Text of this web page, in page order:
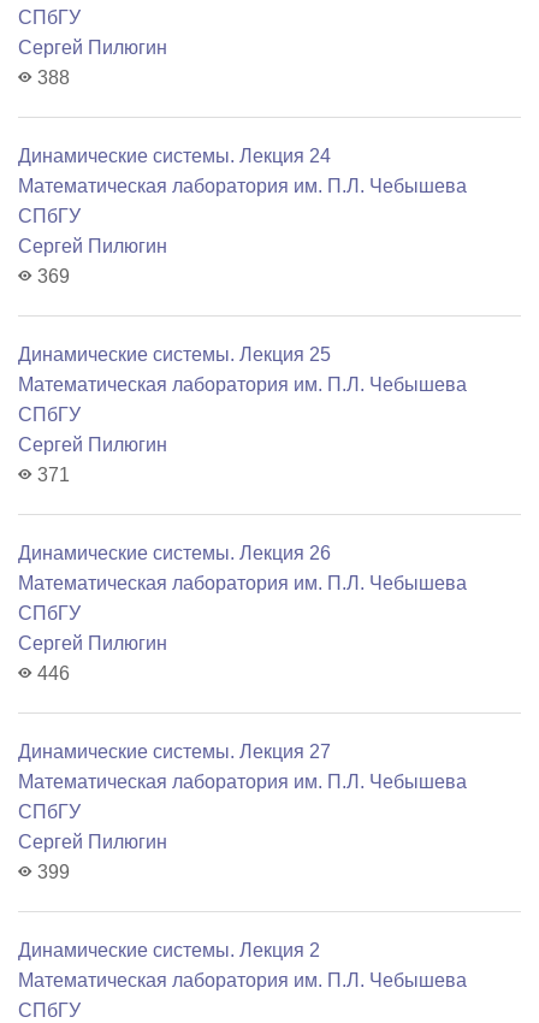
СПбГУ
Сергей Пилюгин
388
Динамические системы. Лекция 24
Математичеcкая лаборатория им. П.Л. Чебышева
СПбГУ
Сергей Пилюгин
369
Динамические системы. Лекция 25
Математичеcкая лаборатория им. П.Л. Чебышева
СПбГУ
Сергей Пилюгин
371
Динамические системы. Лекция 26
Математичеcкая лаборатория им. П.Л. Чебышева
СПбГУ
Сергей Пилюгин
446
Динамические системы. Лекция 27
Математичеcкая лаборатория им. П.Л. Чебышева
СПбГУ
Сергей Пилюгин
399
Динамические системы. Лекция 2
Математичеcкая лаборатория им. П.Л. Чебышева
СПбГУ